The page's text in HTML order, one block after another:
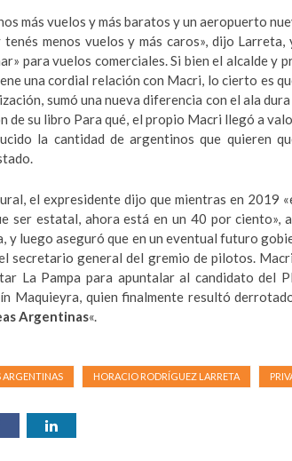
más vuelos y más baratos y un aeropuerto
menos vuelos y más caros», dijo Larreta,
para vuelos comerciales. Si bien el alcalde y
una cordial relación con Macri, lo cierto es
sumó una nueva diferencia con el ala
de su libro Para qué, el propio Macri llegó a
la cantidad de argentinos que quieren
el expresidente dijo que mientras en 2019
ser estatal, ahora está en un 40 por ciento»,
y luego aseguró que en un eventual futuro
secretario general del gremio de pilotos.
La Pampa para apuntalar al candidato del
Maquieyra, quien finalmente resultó
Argentinas«.
ARGENTINAS HORACIO RODRÍGUEZ LARRETA